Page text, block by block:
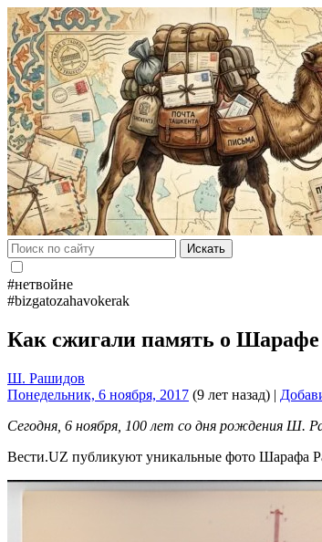
Искать
#нетвойне
#bizgatozahavokerak
Как сжигали память о
Ш. Рашидов
Понедельник, 6 ноября, 2017 (9 лет назад) |
Сегодня, 6 ноября, 100 лет со дня рождения Ш.
Вести.UZ публикуют уникальные фото Шарафа